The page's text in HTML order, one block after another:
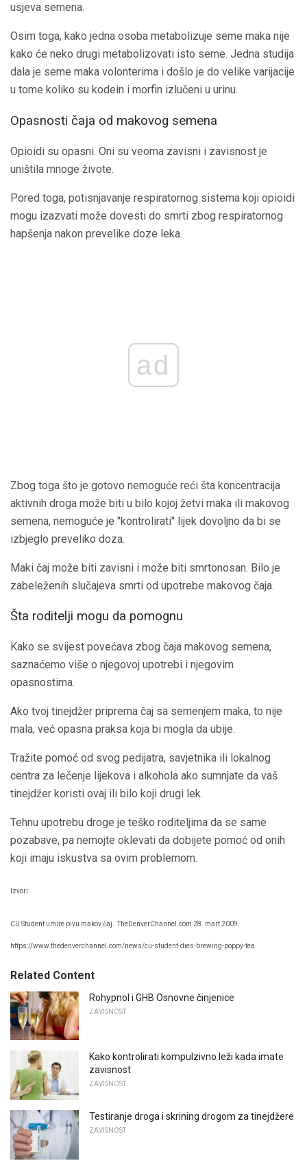
usjeva semena.
Osim toga, kako jedna osoba metabolizuje seme maka nije
kako će neko drugi metabolizovati isto seme. Jedna studija
dala je seme maka volonterima i došlo je do velike varijacije
u tome koliko su kodein i morfin izlučeni u urinu.
Opasnosti čaja od makovog semena
Opioidi su opasni. Oni su veoma zavisni i zavisnost je
uništila mnoge živote.
Pored toga, potisnjavanje respiratornog sistema koji opioidi
mogu izazvati može dovesti do smrti zbog respiratornog
hapšenja nakon prevelike doze leka.
ad
Zbog toga što je gotovo nemoguće reći šta koncentracija
aktivnih droga može biti u bilo kojoj žetvi maka ili makovog
semena, nemoguće je "kontrolirati" lijek dovoljno da bi se
izbjeglo preveliko doza.
Maki čaj može biti zavisni i može biti smrtonosan. Bilo je
zabeleženih slučajeva smrti od upotrebe makovog čaja.
Šta roditelji mogu da pomognu
Kako se svijest povećava zbog čaja makovog semena,
saznaćemo više o njegovoj upotrebi i njegovim
opasnostima.
Ako tvoj tinejdžer priprema čaj sa semenjem maka, to nije
mala, već opasna praksa koja bi mogla da ubije.
Tražite pomoć od svog pedijatra, savjetnika ili lokalnog
centra za lečenje lijekova i alkohola ako sumnjate da vaš
tinejdžer koristi ovaj ili bilo koji drugi lek.
Tehnu upotrebu droge je teško roditeljima da se same
pozabave, pa nemojte oklevati da dobijete pomoć od onih
koji imaju iskustva sa ovim problemom.
Izvori:
CU Student umire pivu makov čaj. TheDenverChannel.com 28. mart 2009.
https://www.thedenverchannel.com/news/cu-student-dies-brewing-poppy-tea
Related Content
Rohypnol i GHB Osnovne činjenice
ZAVISNOST
Kako kontrolirati kompulzivno leži kada imate
zavisnost
ZAVISNOST
Testiranje droga i skrining drogom za tinejdžere
ZAVISNOST